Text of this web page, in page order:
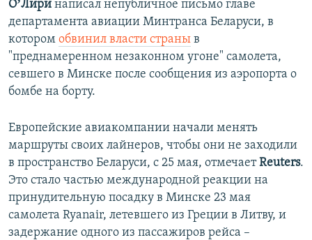
ОʼЛири написал непубличное письмо главе
департамента авиации Минтранса Беларуси, в
котором обвинил власти страны в
"преднамеренном незаконном угоне" самолета,
севшего в Минске после сообщения из аэропорта о
бомбе на борту.
Европейские авиакомпании начали менять
маршруты своих лайнеров, чтобы они не заходили
в пространство Беларуси, с 25 мая, отмечаетReuters.
Это стало частью международной реакции на
принудительную посадку в Минске 23 мая
самолета Ryanair, летевшего из Греции в Литву, и
задержание одного из пассажиров рейса –